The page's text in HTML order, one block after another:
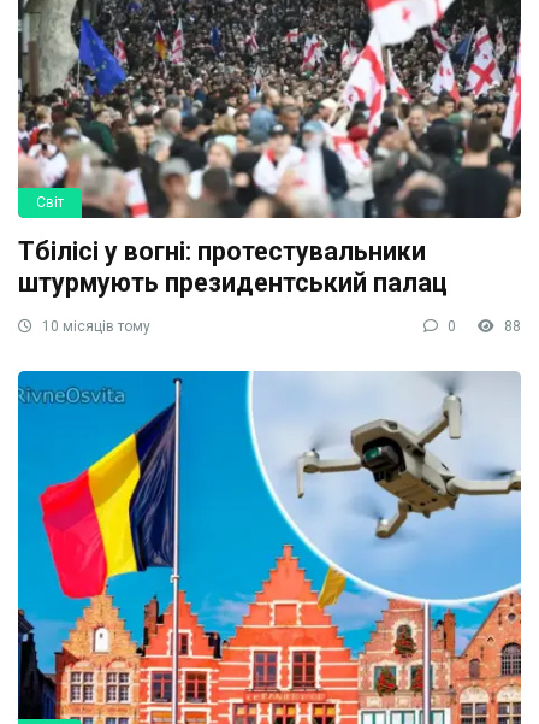
Світ
Тбілісі у вогні: протестувальники
штурмують президентський палац
10 місяців тому 0 88